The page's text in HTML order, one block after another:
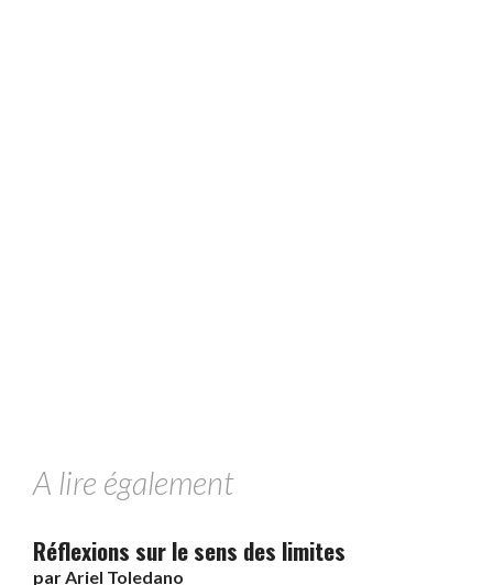
A lire également
Réflexions sur le sens des limites
par Ariel Toledano